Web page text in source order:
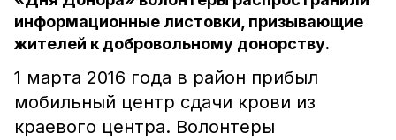
информационные листовки, призывающие
жителей к добровольному донорству.
1 марта 2016 года в район прибыл
мобильный центр сдачи крови из
краевого центра. Волонтеры